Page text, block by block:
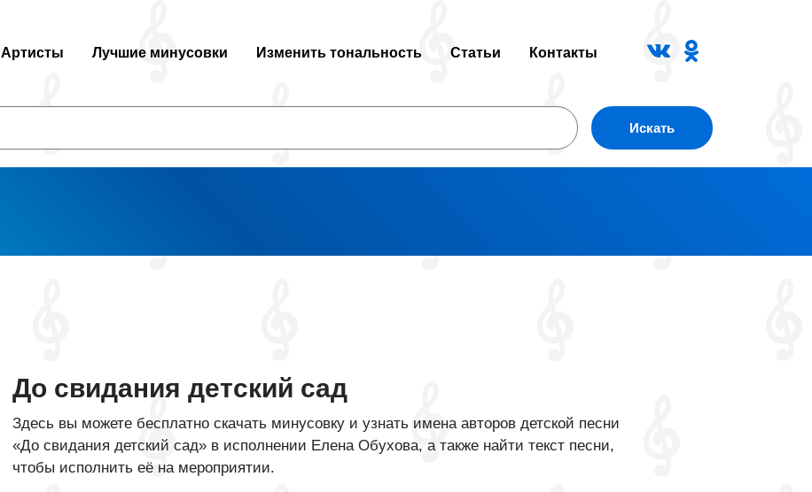
Артисты Лучшие минусовки Изменить тональность Статьи Контакты
Искать
До свидания детский сад
Здесь вы можете бесплатно скачать минусовку и узнать имена авторов детской песни
«До свидания детский сад» в исполнении Елена Обухова, а также найти текст песни,
чтобы исполнить её на мероприятии.